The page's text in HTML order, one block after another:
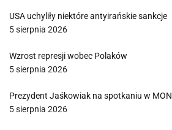
USA uchyliły niektóre antyirańskie sankcje
5 sierpnia 2026
Wzrost represji wobec Polaków
5 sierpnia 2026
Prezydent Jaśkowiak na spotkaniu w MON
5 sierpnia 2026